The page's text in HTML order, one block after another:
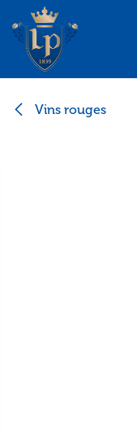
Se rendre au contenu
Vins rouges